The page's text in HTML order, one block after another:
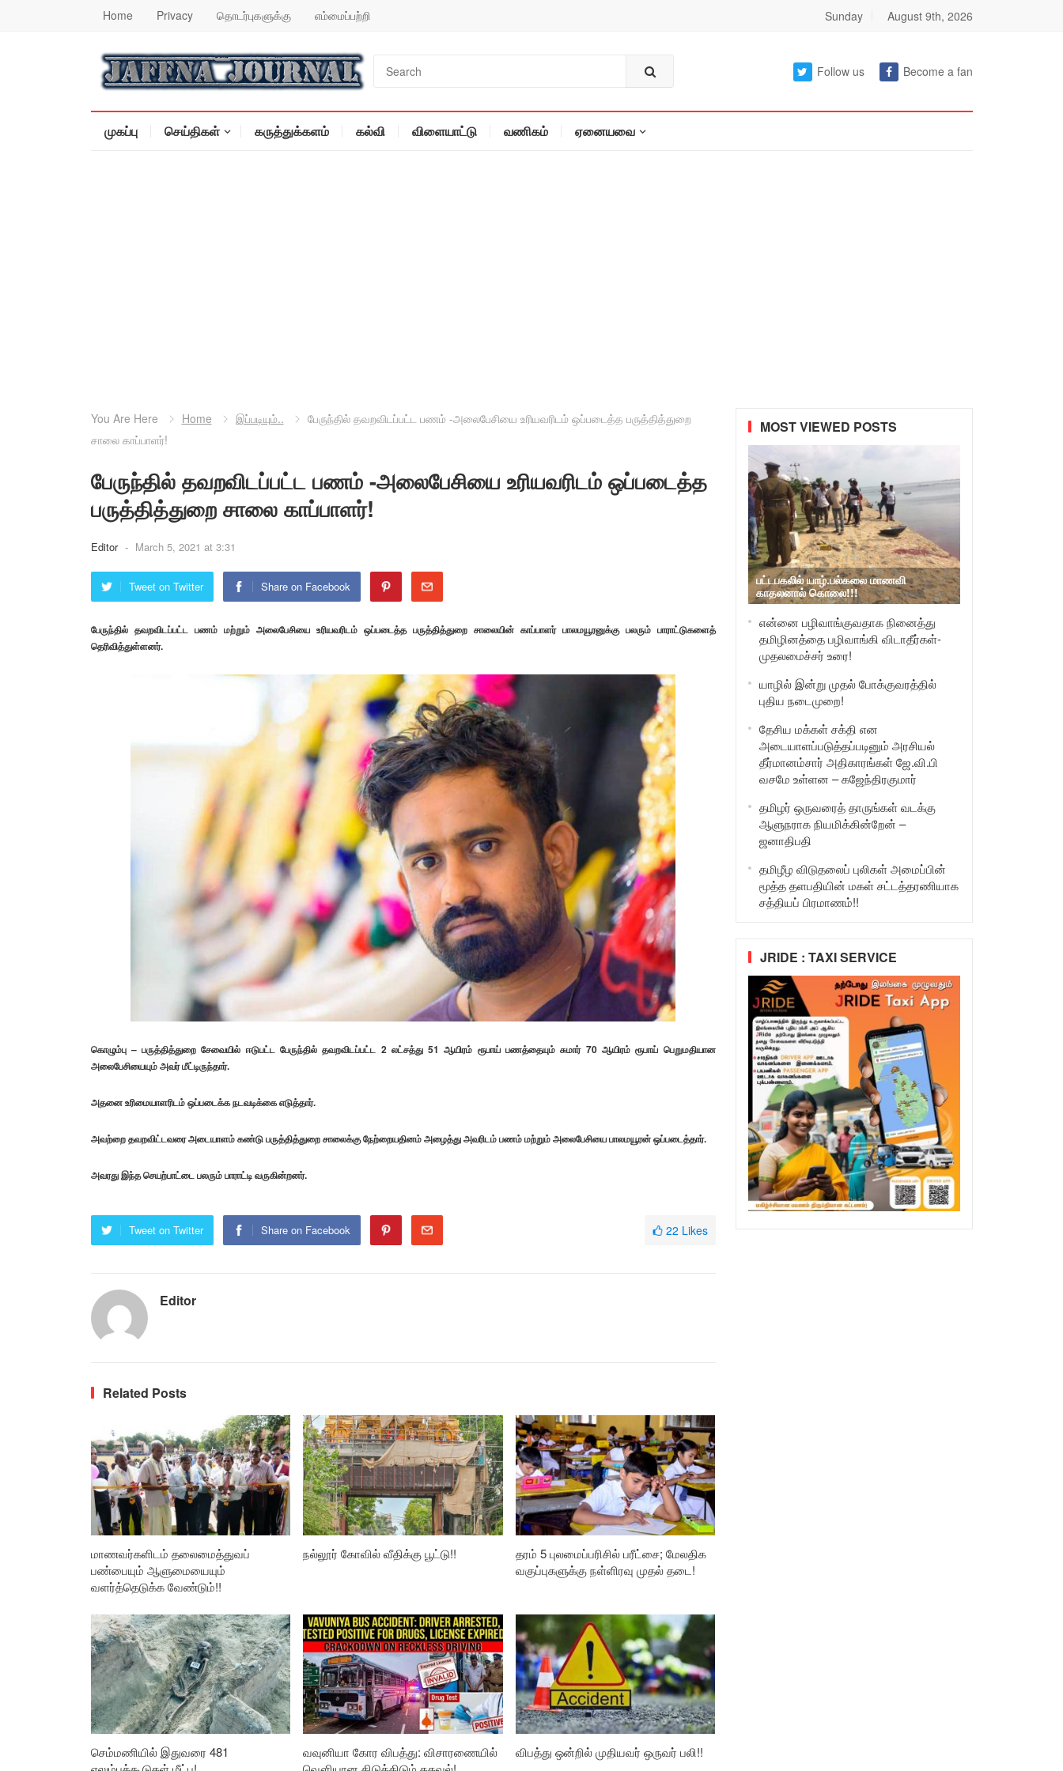
Home Privacy தொடர்புகளுக்கு எம்மைப்பற்றி Sunday August 9th, 2026
Follow us Become a fan
முகப்பு செய்திகள் கருத்துக்களம் கல்வி விளையாட்டு வணிகம் ஏனையவை
You Are Here Home இப்படியும்..
பேருந்தில் தவறவிடப்பட்ட பணம் -அலைபேசியை உரியவரிடம் ஒப்படைத்த பருத்தித்துறை
சாலை காப்பாளர்!
பேருந்தில் தவறவிடப்பட்ட பணம் -அலைபேசியை உரியவரிடம் ஒப்படைத்த
பருத்தித்துறை சாலை காப்பாளர்!
Editor - March 5, 2021 at 3:31
Tweet on Twitter Share on Facebook
பேருந்தில் தவறவிடப்பட்ட பணம் மற்றும் அலைபேசியை உரியவரிடம் ஒப்படைத்த பருத்தித்துறை சாலையின் காப்பாளர் பாலமயூரனுக்கு பலரும் பாராட்டுகளைத்
தெரிவித்துள்ளனர்.
கொழும்பு – பருத்தித்துறை சேவையில் ஈடுபட்ட பேருந்தில் தவறவிடப்பட்ட 2 லட்சத்து 51 ஆயிரம் ரூபாய் பணத்தையும் சுமார் 70 ஆயிரம் ரூபாய் பெறுமதியான
அலைபேசியையும் அவர் மீட்டிருந்தார்.
அதனை உரிமையாளரிடம் ஒப்படைக்க நடவடிக்கை எடுத்தார்.
அவற்றை தவறவிட்டவரை அடையாளம் கண்டு பருத்தித்துறை சாலைக்கு நேற்றையதினம் அழைத்து அவரிடம் பணம் மற்றும் அலைபேசியை பாலமயூரன் ஒப்படைத்தார்.
அவரது இந்த செயற்பாட்டை பலரும் பாராட்டி வருகின்றனர்.
Tweet on Twitter Share on Facebook 22 Likes
Editor
Related Posts
மாணவர்களிடம் தலைமைத்துவப்
பண்பையும் ஆளுமையையும்
வளர்த்தெடுக்க வேண்டும்!!
நல்லூர் கோவில் வீதிக்கு பூட்டு!!
தரம் 5 புலமைப்பரிசில் பரீட்சை; மேலதிக
வகுப்புகளுக்கு நள்ளிரவு முதல் தடை!
செம்மணியில் இதுவரை 481
வவுனியா கோர விபத்து: விசாரணையில்
விபத்து ஒன்றில் முதியவர் ஒருவர் பலி!!
MOST VIEWED POSTS
பட்டபகலில் யாழ்.பல்கலை மாணவி
காதலனால் கொலை!!!
என்னை பழிவாங்குவதாக நினைத்து
தமிழினத்தை பழிவாங்கி விடாதீர்கள்-
முதலமைச்சர் உரை!
யாழில் இன்று முதல் போக்குவரத்தில்
புதிய நடைமுறை!
தேசிய மக்கள் சக்தி என
அடையாளப்படுத்தப்படினும் அரசியல்
தீர்மானம்சார் அதிகாரங்கள் ஜே.வி.பி
வசமே உள்ளன – கஜேந்திரகுமார்
தமிழர் ஒருவரைத் தாருங்கள் வடக்கு
ஆளுநராக நியமிக்கின்றேன் –
ஜனாதிபதி
தமிழீழ விடுதலைப் புலிகள் அமைப்பின்
மூத்த தளபதியின் மகள் சட்டத்தரணியாக
சத்தியப் பிரமாணம்!!
JRIDE : TAXI SERVICE